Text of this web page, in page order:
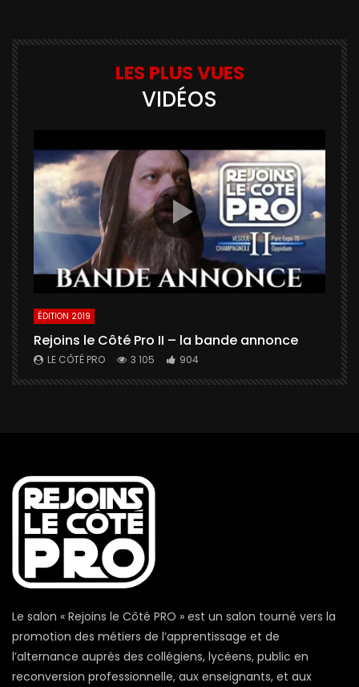
LES PLUS VUES
VIDÉOS
ÉDITION 2019
Rejoins le Côté Pro II – la bande annonce
LE CÔTÉ PRO 3 105 904
Le salon « Rejoins le Côté PRO » est un salon tourné vers la
promotion des métiers de l’apprentissage et de
l’alternance auprès des collégiens, lycéens, public en
reconversion professionnelle, aux enseignants, et aux